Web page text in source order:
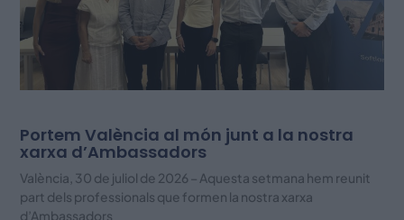
Portem València al món junt a la nostra
xarxa d’Ambassadors
València, 30 de juliol de 2026 – Aquesta setmana hem reunit
part dels professionals que formen la nostra xarxa
d’Ambassadors